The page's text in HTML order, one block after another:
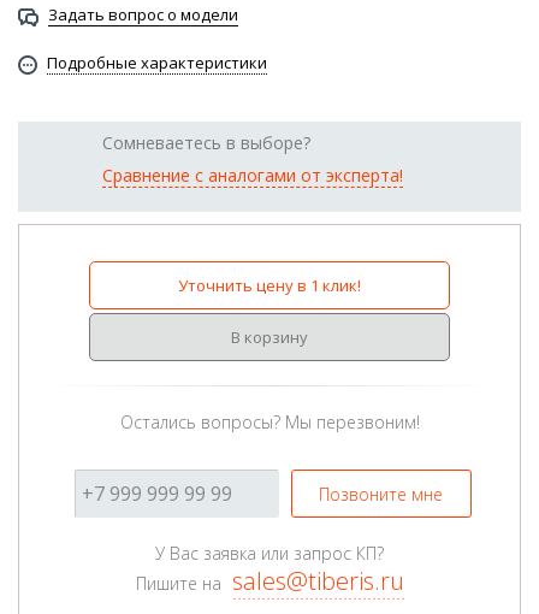
Задать вопрос о модели
Подробные характеристики
Сомневаетесь в выборе?
Сравнение с аналогами от эксперта!
Уточнить цену в 1 клик!
В корзину
Остались вопросы? Мы перезвоним!
Позвоните мне
У Вас заявка или запрос КП?
Пишите на sales@tiberis.ru